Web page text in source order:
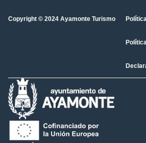
Copyright © 2024 Ayamonte Turismo